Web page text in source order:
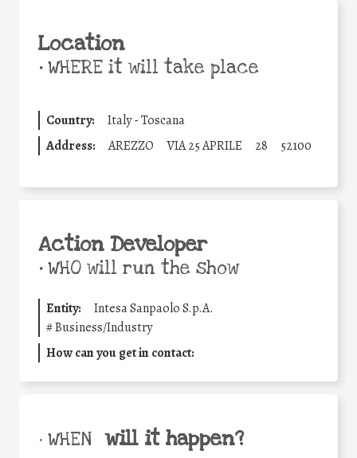
Location
•WHERE it will take place
Country:
Italy - Toscana
Address:
AREZZO VIA 25 APRILE 28 52100
Action Developer
•WHO will run the show
Entity:
Intesa Sanpaolo S.p.A.
#Business/Industry
How can you get in contact:
• WHEN will it happen?